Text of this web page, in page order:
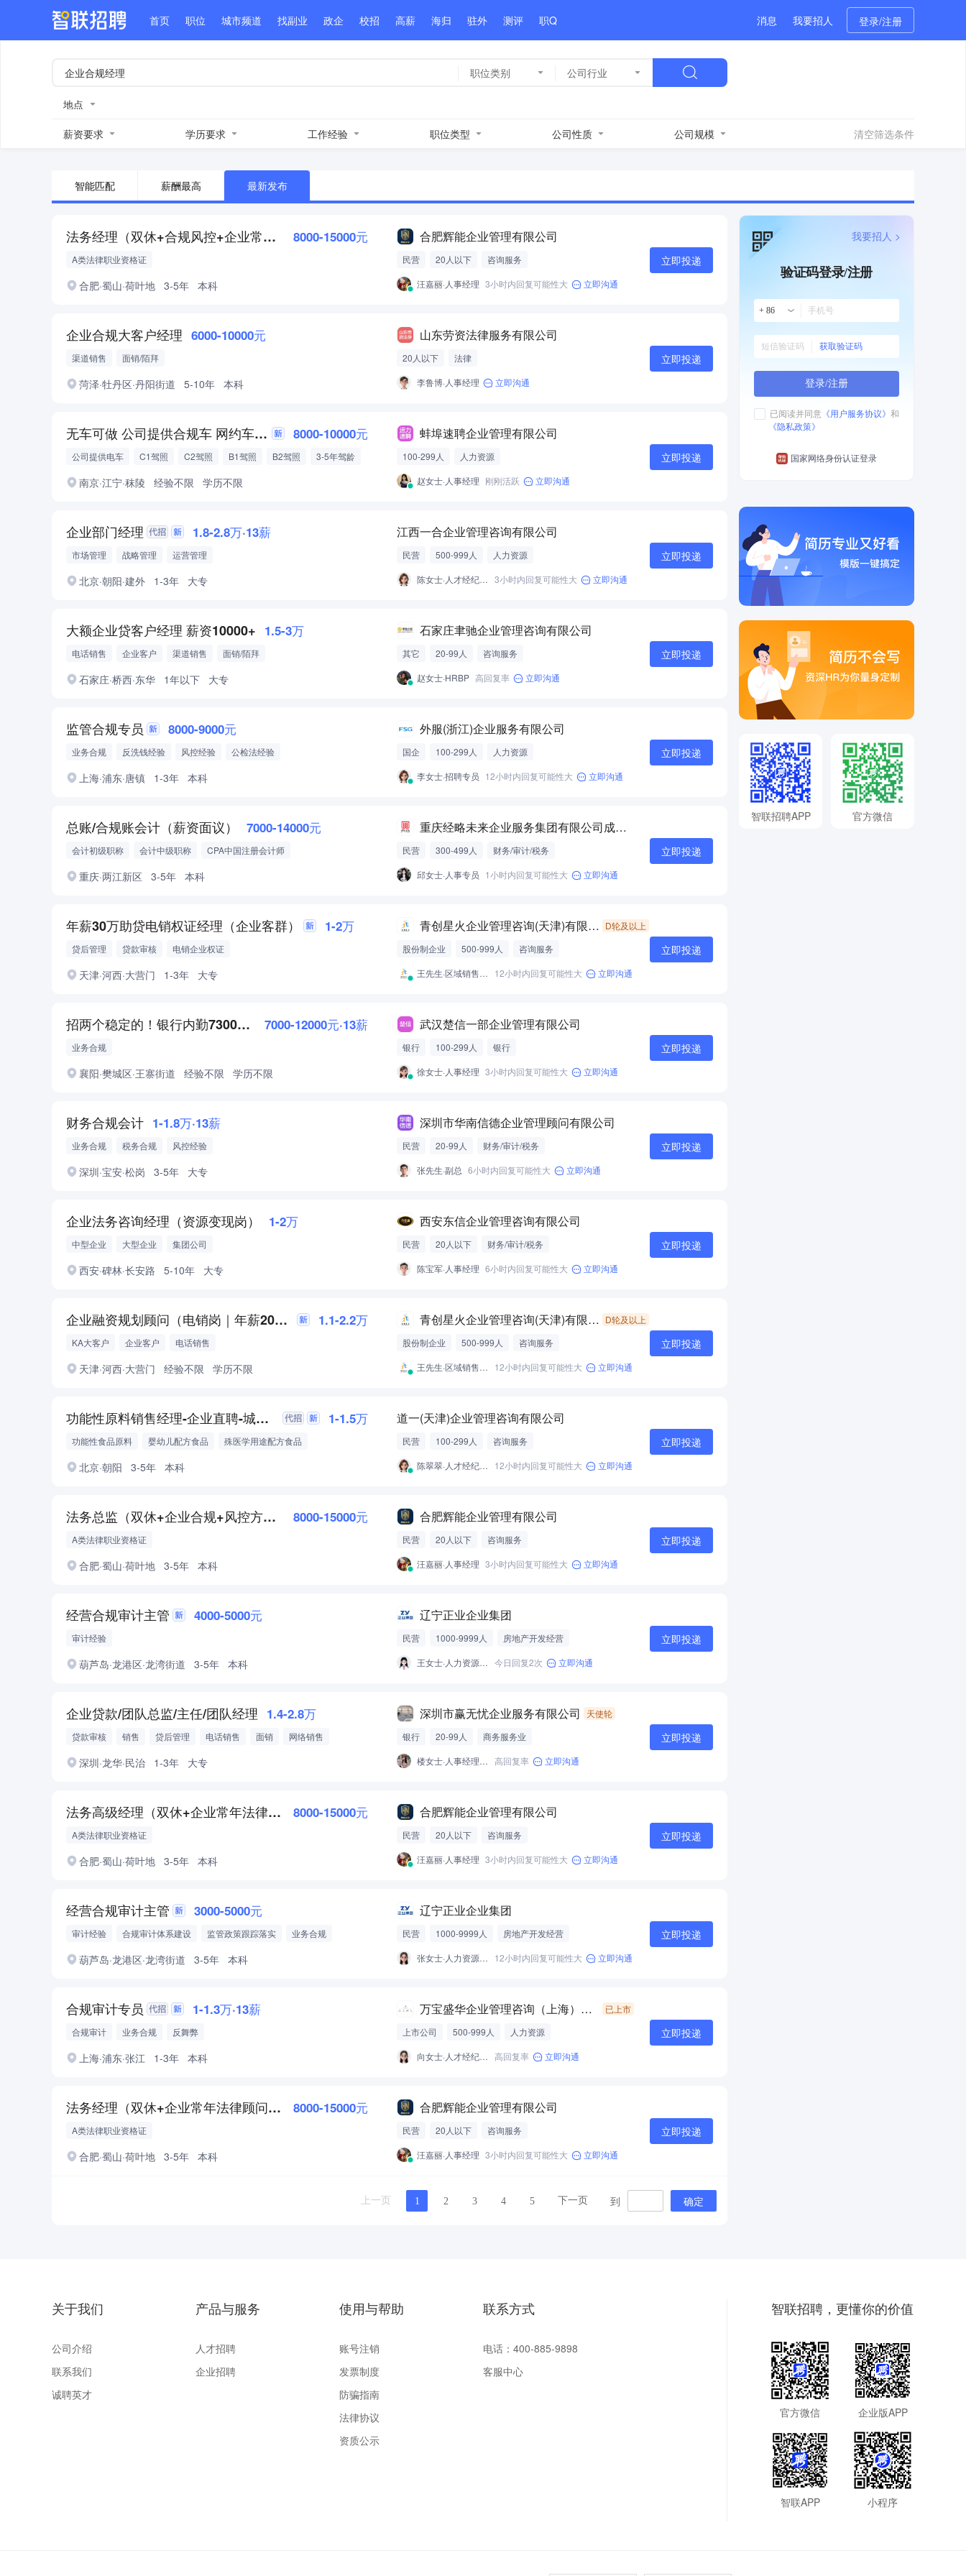
首页 职位 城市频道 找副业 政企 校招 高薪 海归 驻外 测评 职Q 消息 我要招人 登录/注册
职位类别 公司行业
地点
薪资要求 学历要求 工作经验 职位类型 公司性质 公司规模 清空筛选条件
智能匹配 薪酬最高 最新发布
法务经理（双休+合规风控+企业常法方向） 8000-15000元
A类法律职业资格证
合肥·蜀山·荷叶地 3-5年 本科
合肥辉能企业管理有限公司
民营 20人以下
咨询服务
汪嘉丽·人事经理 3小时内回复可能性大 立即沟通
立即投递
企业合规大客户经理 6000-10000元
渠道销售 面销/陌拜
菏泽·牡丹区·丹阳街道 5-10年 本科
山东劳资法律服务有限公司
20人以下
法律
李鲁博·人事经理
立即沟通
立即投递
无车可做 公司提供合规车 网约车司机 8000-10000元
公司提供电车 C1驾照 C2驾照 B1驾照 B2驾照
3-5年驾龄
南京·江宁·秣陵 经验不限 学历不限
蚌埠速聘企业管理有限公司
100-299人
人力资源
赵女士·人事经理 刚刚活跃 立即沟通
立即投递
企业部门经理 1.8-2.8万·13薪
市场管理 战略管理 运营管理
北京·朝阳·建外 1-3年 大专
江西一合企业管理咨询有限公司
民营 500-999人
人力资源
陈女士·人才经纪人-经营性招聘服务 3小时内回复可能性大 立即沟通
立即投递
大额企业贷客户经理 薪资10000+ 1.5-3万
电话销售 企业客户 渠道销售 面销/陌拜
石家庄·桥西·东华 1年以下 大专
石家庄聿驰企业管理咨询有限公司
其它 20-99人
咨询服务
赵女士·HRBP 高回复率 立即沟通
立即投递
监管合规专员 8000-9000元
业务合规 反洗钱经验 风控经验 公检法经验
上海·浦东·唐镇 1-3年 本科
外服(浙江)企业服务有限公司
国企 100-299人
人力资源
李女士·招聘专员 12小时内回复可能性大 立即沟通
立即投递
总账/合规账会计（薪资面议） 7000-14000元
会计初级职称 会计中级职称 CPA中国注册会计师
重庆·两江新区 3-5年 本科
重庆经略未来企业服务集团有限公司成都分公司
民营 300-499人
财务/审计/税务
邱女士·人事专员 1小时内回复可能性大 立即沟通
立即投递
年薪30万助贷电销权证经理（企业客群） 1-2万
贷后管理 贷款审核 电销企业权证
天津·河西·大营门 1-3年 大专
青创星火企业管理咨询(天津)有限责任公司 D轮及以上
股份制企业
500-999人
咨询服务
王先生·区域销售总监
12小时内回复可能性大 立即沟通
立即投递
招两个稳定的！银行内勤7300+合规 7000-12000元·13薪
业务合规
襄阳·樊城区·王寨街道 经验不限 学历不限
武汉楚信一部企业管理有限公司
银行 100-299人
银行
徐女士·人事经理 3小时内回复可能性大 立即沟通
立即投递
财务合规会计 1-1.8万·13薪
业务合规 税务合规 风控经验
深圳·宝安·松岗 3-5年 大专
深圳市华南信德企业管理顾问有限公司
民营 20-99人
财务/审计/税务
张先生·副总 6小时内回复可能性大 立即沟通
立即投递
企业法务咨询经理（资源变现岗） 1-2万
中型企业 大型企业 集团公司
西安·碑林·长安路 5-10年 大专
西安东信企业管理咨询有限公司
民营 20人以下
财务/审计/税务
陈宝军·人事经理 6小时内回复可能性大 立即沟通
立即投递
企业融资规划顾问（电销岗｜年薪20W起｜正规合规） 1.1-2.2万
KA大客户 企业客户 电话销售
天津·河西·大营门 经验不限 学历不限
青创星火企业管理咨询(天津)有限责任公司 D轮及以上
股份制企业
500-999人
咨询服务
王先生·区域销售总监
12小时内回复可能性大 立即沟通
立即投递
功能性原料销售经理-企业直聘-城市不限可homebase 1-1.5万
功能性食品原料 婴幼儿配方食品 殊医学用途配方食品
北京·朝阳 3-5年 本科
道一(天津)企业管理咨询有限公司
民营 100-299人
咨询服务
陈翠翠·人才经纪人-经营性招聘服务
12小时内回复可能性大 立即沟通
立即投递
法务总监（双休+企业合规+风控方向） 8000-15000元
A类法律职业资格证
合肥·蜀山·荷叶地 3-5年 本科
合肥辉能企业管理有限公司
民营 20人以下
咨询服务
汪嘉丽·人事经理 3小时内回复可能性大 立即沟通
立即投递
经营合规审计主管 4000-5000元
审计经验
葫芦岛·龙港区·龙湾街道 3-5年 本科
辽宁正业企业集团
民营 1000-9999人
房地产开发经营
王女士·人力资源部长 今日回复2次 立即沟通
立即投递
企业贷款/团队总监/主任/团队经理 1.4-2.8万
贷款审核 销售 贷后管理 电话销售 面销 网络销售
深圳·龙华·民治 1-3年 大专
深圳市赢无忧企业服务有限公司
天使轮
银行
20-99人
商务服务业
楼女士·人事经理主管 高回复率 立即沟通
立即投递
法务高级经理（双休+企业常年法律顾问方向） 8000-15000元
A类法律职业资格证
合肥·蜀山·荷叶地 3-5年 本科
合肥辉能企业管理有限公司
民营 20人以下
咨询服务
汪嘉丽·人事经理 3小时内回复可能性大 立即沟通
立即投递
经营合规审计主管 3000-5000元
审计经验 合规审计体系建设 监管政策跟踪落实
业务合规
葫芦岛·龙港区·龙湾街道 3-5年 本科
辽宁正业企业集团
民营 1000-9999人
房地产开发经营
张女士·人力资源经理
12小时内回复可能性大 立即沟通
立即投递
合规审计专员 1-1.3万·13薪
合规审计 业务合规 反舞弊
上海·浦东·张江 1-3年 本科
万宝盛华企业管理咨询（上海）有限公司
已上市
上市公司
500-999人
人力资源
向女士·人才经纪人-经营性招聘服务 高回复率 立即沟通
立即投递
法务经理（双休+企业常年法律顾问方向） 8000-15000元
A类法律职业资格证
合肥·蜀山·荷叶地 3-5年 本科
合肥辉能企业管理有限公司
民营 20人以下
咨询服务
汪嘉丽·人事经理 3小时内回复可能性大 立即沟通
立即投递
上一页 1 2 3 4 5 下一页 到 确定
验证码登录/注册
+ 86
获取验证码
登录/注册
已阅读并同意 《用户服务协议》 和
《隐私政策》
国家网络身份认证登录
我要招人 >
智联招聘APP 官方微信
关于我们
公司介绍
联系我们
诚聘英才
产品与服务
人才招聘
企业招聘
使用与帮助
账号注销
发票制度
防骗指南
法律协议
资质公示
联系方式
电话：400-885-9898
客服中心
智联招聘，更懂你的价值
官方微信 企业版APP
智联APP 小程序